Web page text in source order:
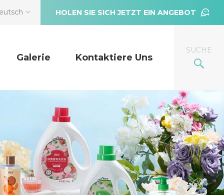
HOLEN SIE SICH JETZT EIN ANGEBOT
SUCHE
Galerie Kontaktiere Uns